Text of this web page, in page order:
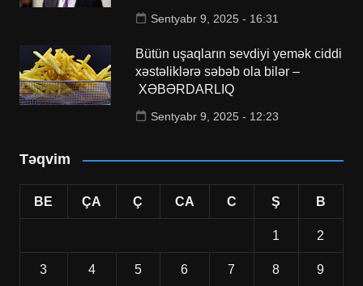
Sentyabr 9, 2025 - 16:31
Bütün uşaqların sevdiyi yemək ciddi
xəstəliklərə səbəb ola bilər –
XƏBƏRDARLIQ
Sentyabr 9, 2025 - 12:23
Təqvim
BE ÇA Ç CA C Ş B
1 2
3 4 5 6 7 8 9